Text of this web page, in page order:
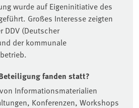
wurde auf Eigeninitiative des
Großes Interesse zeigten
DDV (Deutscher
der kommunale
fanden statt?
Informationsmaterialien
Konferenzen, Workshops